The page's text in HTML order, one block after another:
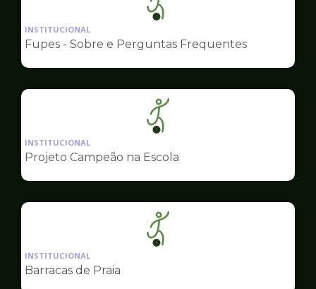
Ilustração
da
pagina
Esportes
INSTITUCIONAL
Fupes - Sobre e Perguntas Frequentes
Ilustração
da
pagina
Esportes
INSTITUCIONAL
Projeto Campeão na Escola
Ilustração
da
INSTITUCIONAL
Barracas de Praia